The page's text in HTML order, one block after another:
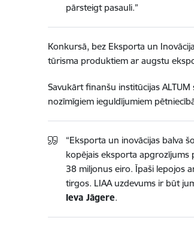
pārsteigt pasauli.”
Konkursā, bez Eksporta un
tūrisma produktiem ar augstu
Savukārt finanšu institūcijas
nozīmīgiem ieguldījumiem
“Eksporta un inovācijas balva
kopējais eksporta apgrozījums
38 miljonus eiro. Īpaši lepojos
tirgos. LIAA uzdevums ir būt
Ieva Jāgere.